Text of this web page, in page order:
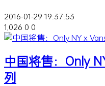
2016-01-29 19:37:53
1,026 0 0
中国将售：Only
列